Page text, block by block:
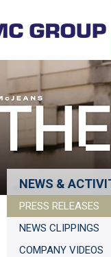
NEWS &
PRESS RELEASES
NEWS CLIPPINGS
COMPANY VIDEOS